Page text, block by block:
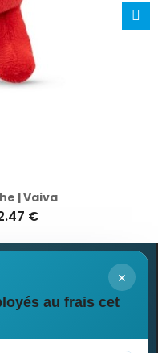
| Vaiva
€
×
au frais cet
et nos offres spéciales